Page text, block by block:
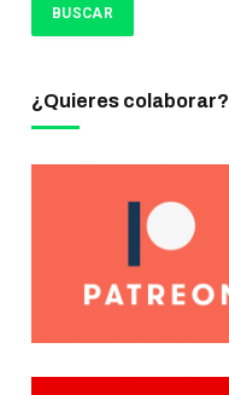
¿Quieres colaborar?